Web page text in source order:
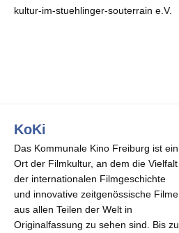
kultur-im-stuehlinger-souterrain e.V.
KoKi
Das Kommunale Kino Freiburg ist ein
Ort der Filmkultur, an dem die Vielfalt
der internationalen Filmgeschichte
und innovative zeitgenössische Filme
aus allen Teilen der Welt in
Originalfassung zu sehen sind. Bis zu